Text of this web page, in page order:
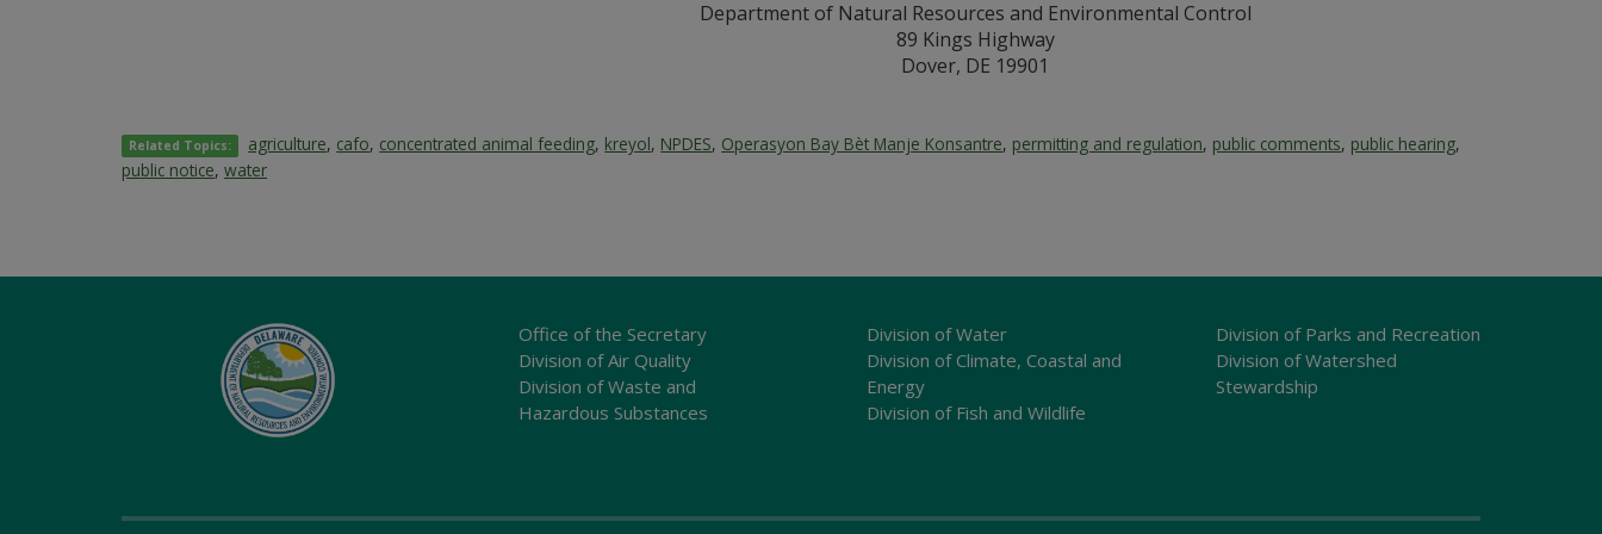
Department of Natural Resources and Environmental Control
89 Kings Highway
Dover, DE 19901
Related Topics: agriculture, cafo, concentrated animal feeding, kreyol, NPDES, Operasyon Bay Bèt Manje Konsantre, permitting and regulation, public comments, public hearing,
public notice, water
Office of the Secretary
Division of Air Quality
Division of Waste and
Hazardous Substances
Division of Water
Division of Climate, Coastal and
Energy
Division of Fish and Wildlife
Division of Parks and Recreation
Division of Watershed
Stewardship